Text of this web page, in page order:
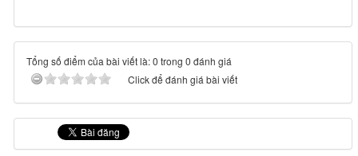
Tổng số điểm của bài viết là: 0 trong 0 đánh giá
Click để đánh giá bài viết